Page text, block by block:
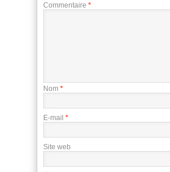
Commentaire *
Nom *
E-mail *
Site web